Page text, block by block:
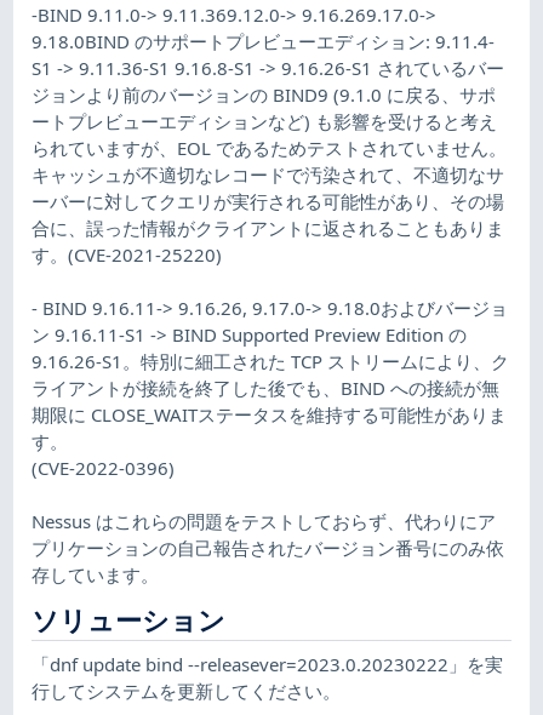
-BIND 9.11.0-> 9.11.369.12.0-> 9.16.269.17.0->
9.18.0BIND のサポートプレビューエディション: 9.11.4-
S1 -> 9.11.36-S1 9.16.8-S1 -> 9.16.26-S1 されているバー
ジョンより前のバージョンの BIND9 (9.1.0 に戻る、サポ
ートプレビューエディションなど) も影響を受けると考え
られていますが、EOL であるためテストされていません。
キャッシュが不適切なレコードで汚染されて、不適切なサ
ーバーに対してクエリが実行される可能性があり、その場
合に、誤った情報がクライアントに返されることもありま
す。(CVE-2021-25220)
- BIND 9.16.11-> 9.16.26, 9.17.0-> 9.18.0およびバージョ
ン 9.16.11-S1 -> BIND Supported Preview Edition の
9.16.26-S1。特別に細工された TCP ストリームにより、ク
ライアントが接続を終了した後でも、BIND への接続が無
期限に CLOSE_WAITステータスを維持する可能性がありま
す。
(CVE-2022-0396)
Nessus はこれらの問題をテストしておらず、代わりにア
プリケーションの自己報告されたバージョン番号にのみ依
存しています。
ソリューション
「dnf update bind --releasever=2023.0.20230222」を実
行してシステムを更新してください。